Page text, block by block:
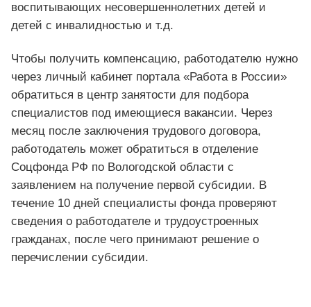
воспитывающих несовершеннолетних детей и
детей с инвалидностью и т.д.
Чтобы получить компенсацию, работодателю нужно
через личный кабинет портала «Работа в России»
обратиться в центр занятости для подбора
специалистов под имеющиеся вакансии. Через
месяц после заключения трудового договора,
работодатель может обратиться в отделение
Соцфонда РФ по Вологодской области с
заявлением на получение первой субсидии. В
течение 10 дней специалисты фонда проверяют
сведения о работодателе и трудоустроенных
гражданах, после чего принимают решение о
перечислении субсидии.